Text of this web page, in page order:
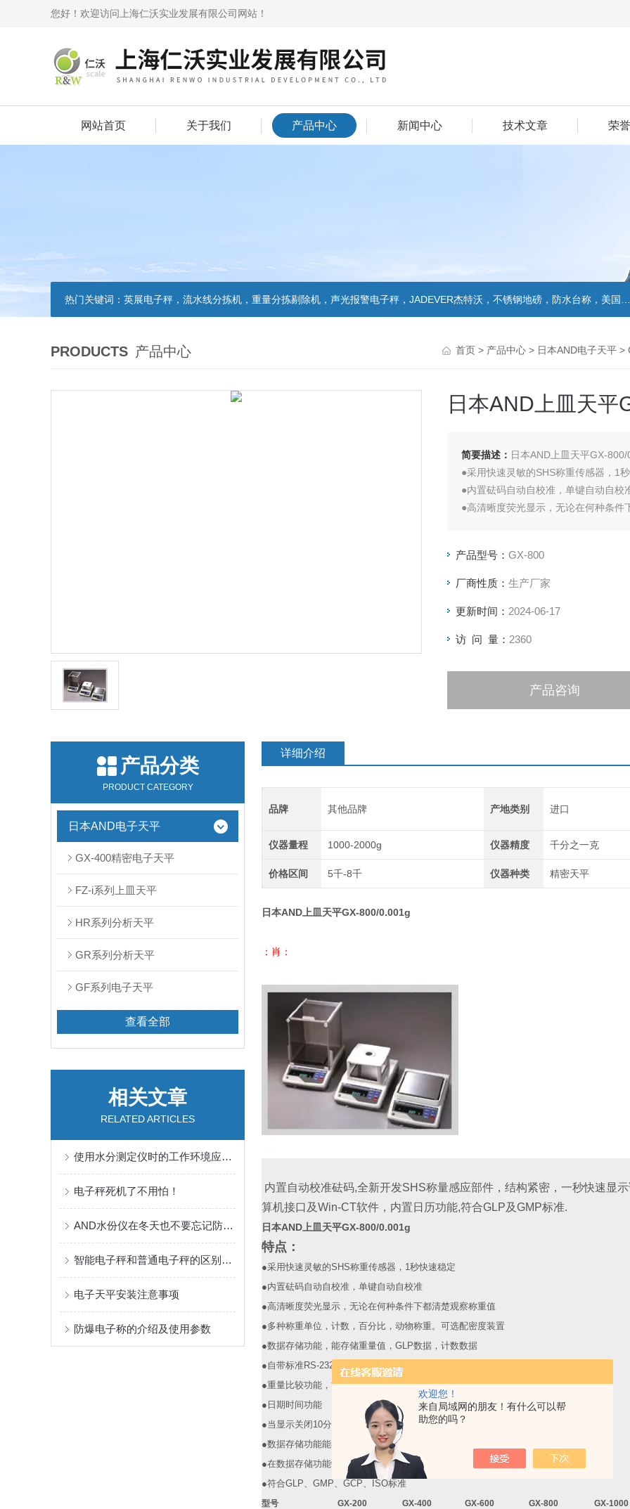
欢迎您！
来自局域网的朋友！有什么可以帮
助您的吗？
您好！欢迎访问上海仁沃实业发展有限公司网站！
网站首页 关于我们 产品中心 新闻中心 技术文章 荣
热门关键词： 英展电子秤，流水线分拣机，重量分拣剔除机，声光报警电子秤，JADEVER杰特沃，不锈钢地磅，防水台称，美国双杰天平，报警电子称
PRODUCTS 产品中心 首页 > 产品中心 > 日本AND电子天平 >
日本AND上皿天平
简要描述： 日本AND上皿天平GX-
●采用快速灵敏的SHS称重传感器，1
●内置砝码自动自校准，单键自动自校
●高清晰度荧光显示，无论在何种条件
产品型号： GX-800
厂商性质： 生产厂家
更新时间： 2024-06-17
访 问 量： 2360
产品咨询
产品分类
PRODUCT CATEGORY
日本AND电子天平
GX-400精密电子天平
FZ-i系列上皿天平
HR系列分析天平
GR系列分析天平
GF系列电子天平
查看全部
相关文章
RELATED ARTICLES
使用水分测定仪时的工作环境应保持清洁
电子秤死机了不用怕！
AND水份仪在冬天也不要忘记防冻工作
智能电子秤和普通电子秤的区别，一文讲清
电子天平安装注意事项
防爆电子称的介绍及使用参数
详细介绍
品牌 其他品牌 产地类别 进口
仪器量程 1000-2000g 仪器精度 千分之一克
价格区间 5千-8千 仪器种类 精密天平
日本AND上皿天平GX-800/0.001g
：肖：
内置自动校准砝码,全新开发SHS称量感应部件，结构紧密，一秒快速显
算机接口及Win-CT软件， 内置日历功能,符合GLP及GMP标准.
日本AND上皿天平GX-800/0.001g
特点：
●采用快速灵敏的SHS称重传感器， 1秒快速稳定
●内置砝码自动自校准，单键自动自校准
●高清晰度荧光显示，无论在何种条件下都清楚观察称重值
●多种称重单位，计数，百分比，动物称重。可选配密度装置
●数据存储功能，能存储重量值， GLP数据，计数数据
●自带标准RS-232C 接口和 Win-CT软件，直接和计算机或打印机连接
●重量比较功能，能选配比较报警接口及报警灯
● 日期时间功能
●当显示关闭10分钟后会自动关断电源
●数据存储功能能存储 组称重数据和在计数模式下的
●在数据存储功能中，称重间隔可以2， 5， ，2，5
分钟显示
●符合GLP、 GMP、 GCP、 ISO标准
型号 GX-200 GX-400 GX-600 GX-800
GX-1000